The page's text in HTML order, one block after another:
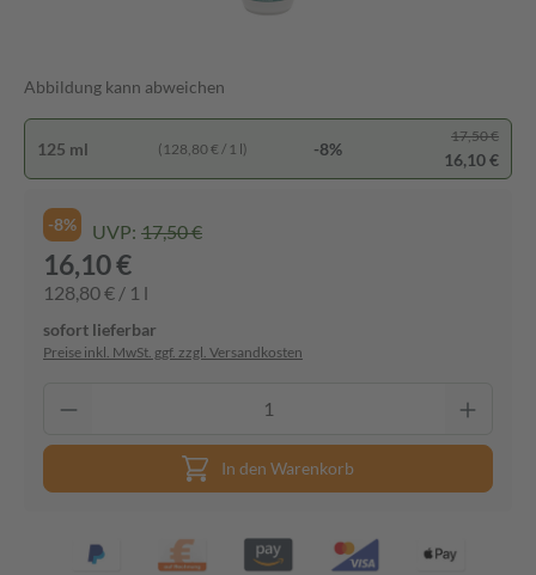
Abbildung kann abweichen
125 ml (128,80 € / 1 l) -8%
17,50 €
16,10 €
-8% UVP: 17,50 €
16,10 €
128,80 € / 1 l
sofort lieferbar
Preise inkl. MwSt. ggf. zzgl. Versandkosten
In den Warenkorb